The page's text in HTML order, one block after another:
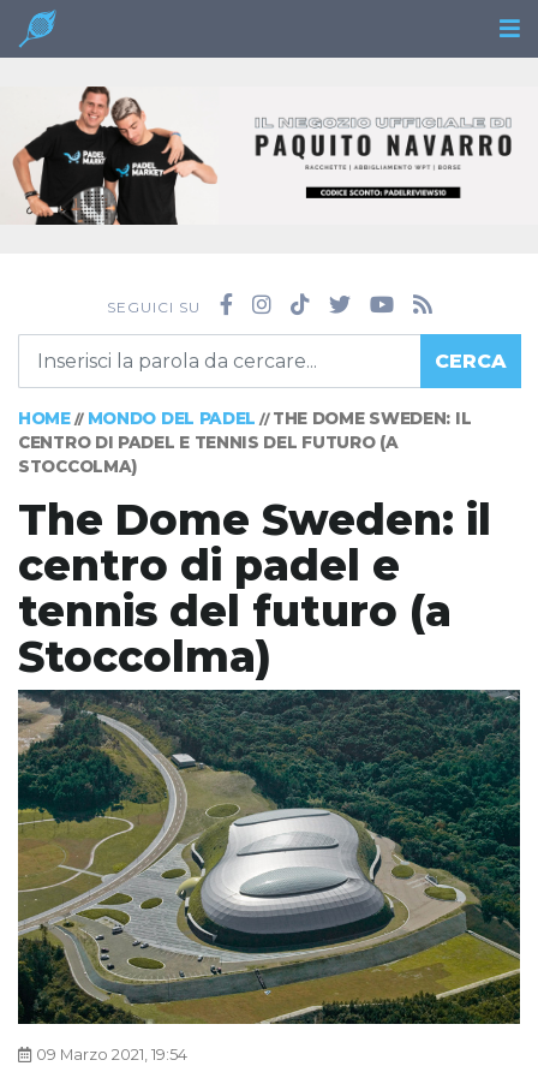
SEGUICI SU
CERCA
HOME// MONDO DEL PADEL // THE DOME SWEDEN: IL
CENTRO DI PADEL E TENNIS DEL FUTURO (A
STOCCOLMA)
The Dome Sweden: il
centro di padel e
tennis del futuro (a
Stoccolma)
09 Marzo 2021, 19:54